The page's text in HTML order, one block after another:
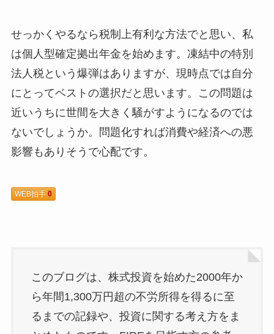
せっかくやるなら税制上有利な方法でと思い、私
は個人型確定拠出年金を始めます。凍結中の特別
法人税という爆弾はありますが、現時点では自分
にとってベストの選択だと思います。この問題は
近いうちに世間を大きく騒がすようになるのでは
ないでしょうか。問題化すれば消費や経済への悪
影響もありそうで心配です。
WEB拍手 0
このブログは、株式投資を始めた2000年か
ら年間1,300万円超の不労所得を得るに至
るまでの記録や、投資に関する考え方をま